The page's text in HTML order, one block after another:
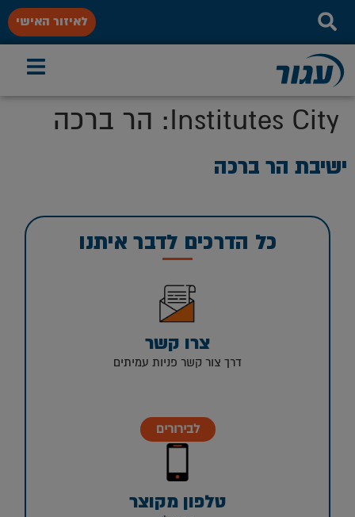
לאיזור האישי
Institutes City: הר ברכה
ישיבת הר ברכה
כל הדרכים לדבר איתנו
צרו קשר
דרך צור קשר פניות עמיתים
לבירורים
טלפון מקוצר